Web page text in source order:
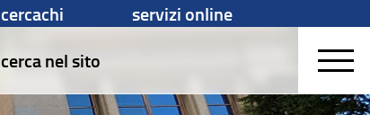
cercachi
servizi online
cerca nel sito